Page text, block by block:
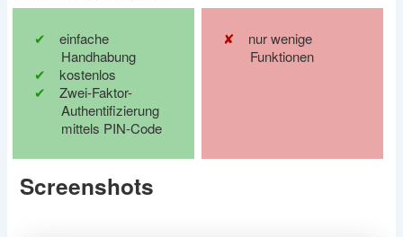
einfache
Handhabung
kostenlos
Zwei-Faktor-
Authentifizierung
mittels PIN-Code
nur wenige
Funktionen
Screenshots